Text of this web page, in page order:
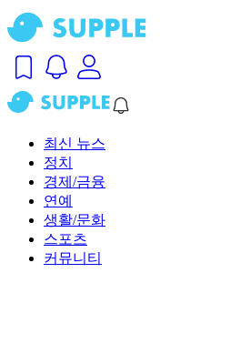
최신 뉴스
정치
경제/금융
연예
생활/문화
스포츠
커뮤니티